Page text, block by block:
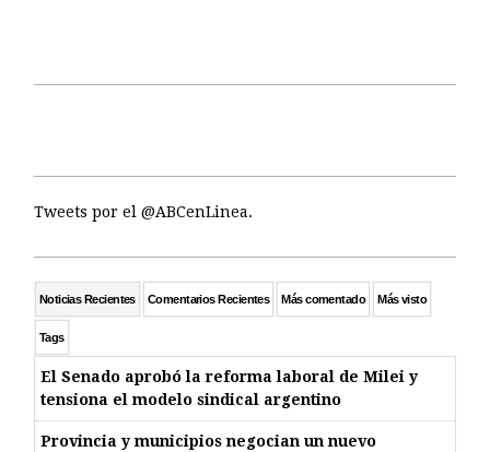
Tweets por el @ABCenLinea.
Noticias Recientes Comentarios Recientes Más comentado Más visto
Tags
El Senado aprobó la reforma laboral de Milei y
tensiona el modelo sindical argentino
Provincia y municipios negocian un nuevo